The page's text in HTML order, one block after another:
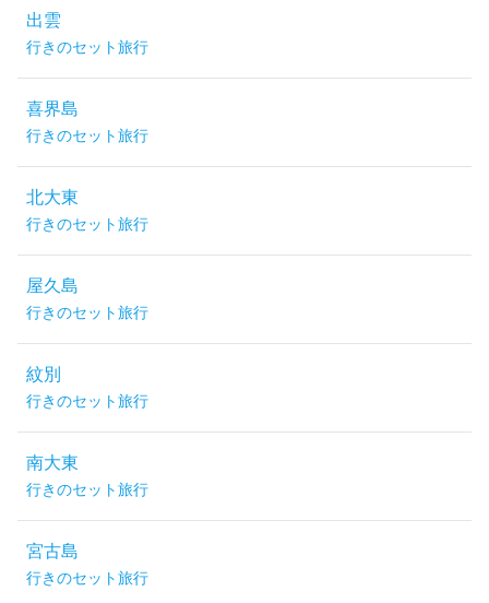
出雲
行きのセット旅行
喜界島
行きのセット旅行
北大東
行きのセット旅行
屋久島
行きのセット旅行
紋別
行きのセット旅行
南大東
行きのセット旅行
宮古島
行きのセット旅行